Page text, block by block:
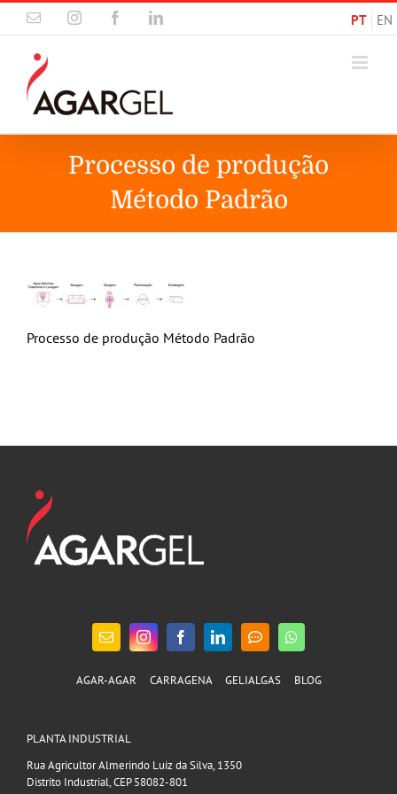
to
content
Email InstagramFacebookLinkedIn PT EN
Processo de produção
Método Padrão
Processo de produção Método Padrão
AGAR-AGAR CARRAGENA GELIALGAS BLOG
PLANTA INDUSTRIAL
Rua Agricultor Almerindo Luiz da Silva, 1350
Distrito Industrial, CEP 58082-801